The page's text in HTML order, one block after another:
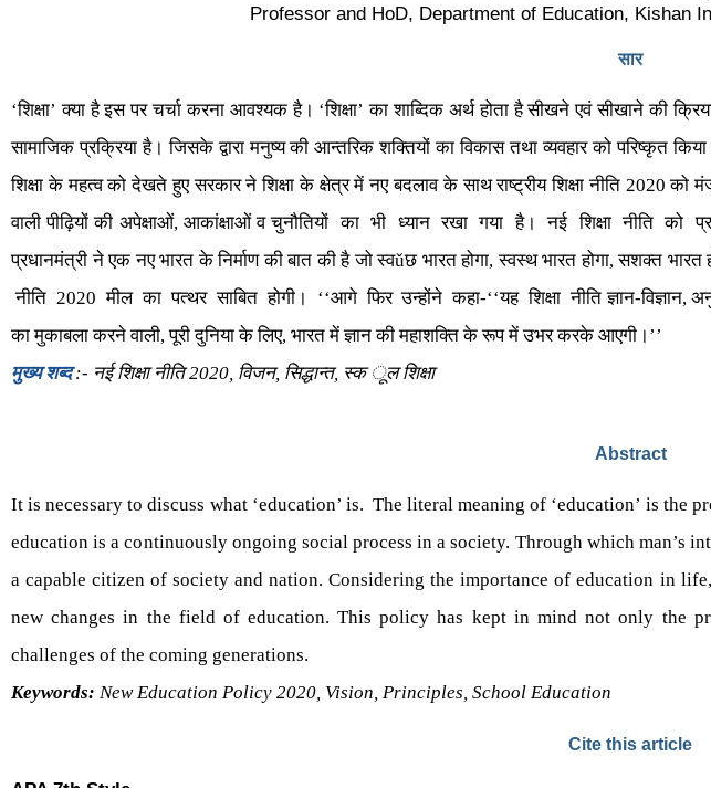
Professor and HoD, Department of Education, Kishan
सार
‘शिक्षा’ क्या है इस पर चर्चा करना आवश्यक है। ‘शिक्षा’ का शाब्दिक अर्थ होता है सीखने एवं सीखाने की
सामाजिक प्रक्रिया है। जिसके द्वारा मनुष्य की आन्तरिक शक्तियों का विकास तथा व्यवहार को परिष्कृत
शिक्षा के महत्व को देखते हुए सरकार ने शिक्षा के क्षेत्र में नए बदलाव के साथ राष्ट्रीय शिक्षा नीति 2020
वाली पीढ़ियों की अपेक्षाओं, आकांक्षाओं व चुनौतियों का भी ध्यान रखा गया है। नई शिक्षा नीति
प्रधानमंत्री ने एक नए भारत के निर्माण की बात की है जो स्वǔछ भारत होगा, स्वस्थ भारत होगा, सशक्त
नीति 2020 मील का पत्थर साबित होगी। ‘‘आगे फिर उन्होंने कहा-‘‘यह शिक्षा नीति ज्ञान-विज्ञान,
का मुकाबला करने वाली, पूरी दुनिया के लिए, भारत में ज्ञान की महाशक्ति के रूप में उभर करके आएगी।’’
मुख्य शब्द:- नई शिक्षा नीति 2020, विजन, सिद्धान्त, स्क ूल शिक्षा
Abstract
It is necessary to discuss what ‘education’ is. The literal meaning of ‘education’ is the
education is a continuously ongoing social process in a society. Through which man’s
a capable citizen of society and nation. Considering the importance of education in
new changes in the field of education. This policy has kept in mind not only the
challenges of the coming generations.
Keywords: New Education Policy 2020, Vision, Principles, School Education
Cite this article